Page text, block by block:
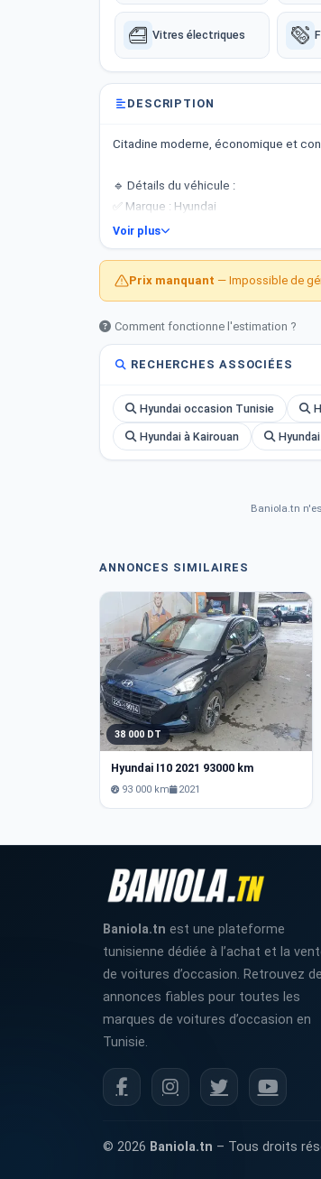
Vitres électriques
DESCRIPTION
Citadine moderne, économique et
🔹 Détails du véhicule :
✅ Marque : Hyundai
✅ Modèle : Grand i10
✅ Année : 2022
✅ Puissance : 5 CV
✅ Certifiée
📍 Disponible à : Mansoura - Kairouan
📞 Pour plus
Voir plus
Prix manquant — Impossible de
Comment fonctionne l'estimation ?
RECHERCHES ASSOCIÉES
Hyundai occasion Tunisie
Hyundai à Kairouan
Baniola.tn
ANNONCES SIMILAIRES
38 000 DT
Hyundai I10 2021 93000 km
93 000 km 2021
Baniola.tn est une plateforme
tunisienne dédiée à l’achat et la
de voitures d’occasion. Retrouvez
annonces fiables pour toutes les
marques de voitures d’occasion en
Tunisie.
© 2026 Baniola.tn – Tous droits